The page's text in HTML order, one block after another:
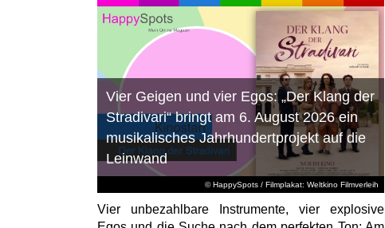
© HappySpots / Filmplakat: Weltkino Filmverleih
Vier Geigen und vier Egos: „Der Klang der
Stradivari“ bringt am 6. August 2026 ein
musikalisches Jahrhundertprojekt auf die
Leinwand
Vier unbezahlbare Instrumente, vier explosive